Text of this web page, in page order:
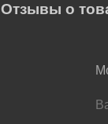
Отзывы о